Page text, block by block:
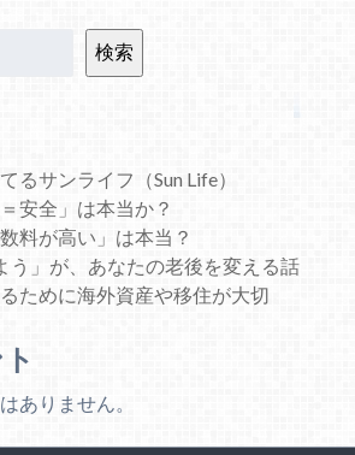
検索
るサンライフ（Sun Life）
安全」は本当か？
料が高い」は本当？
う」が、あなたの老後を変える話
ために海外資産や移住が大切
ありません。